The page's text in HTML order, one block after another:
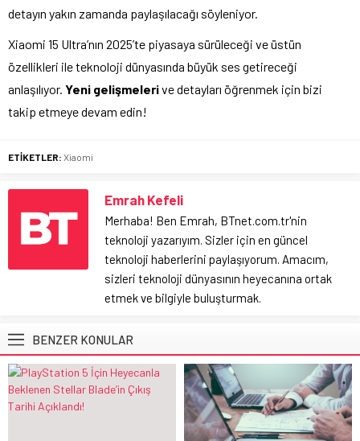
detayın yakın zamanda paylaşılacağı söyleniyor.
Xiaomi 15 Ultra’nın 2025’te piyasaya sürüleceği ve üstün
özellikleri ile teknoloji dünyasında büyük ses getireceği
anlaşılıyor. Yeni gelişmelerive detayları öğrenmek için bizi
takip etmeye devam edin!
ETİKETLER: Xiaomi
Emrah Kefeli
Merhaba! Ben Emrah, BTnet.com.tr'nin
teknoloji yazarıyım. Sizler için en güncel
teknoloji haberlerini paylaşıyorum. Amacım,
sizleri teknoloji dünyasının heyecanına ortak
etmek ve bilgiyle buluşturmak.
BENZER KONULAR